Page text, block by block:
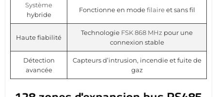
Système
hybride
Fonctionne en modefilaireet sans fil
Haute fiabilité
Technologie FSK868 MHz pour une
connexion stable
Détection
avancée
Capteurs d’intrusion, incendie et fuite de
gaz